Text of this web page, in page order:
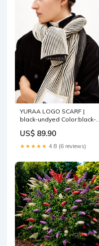
YURAA LOGO SCARF |
black-undyed Color:black-
US$ 89.90
★★★★★ 4.8 (6 reviews)